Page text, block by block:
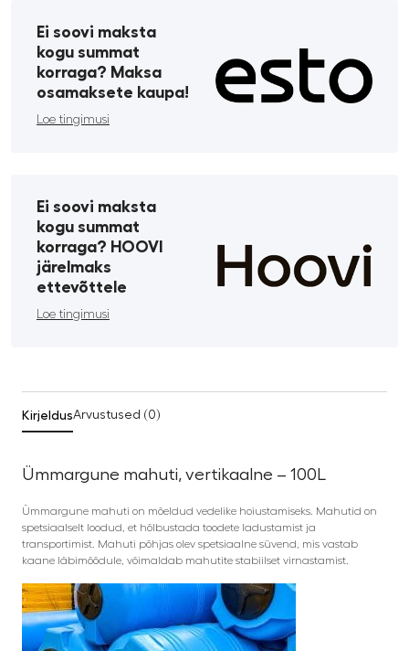
Ei soovi maksta
kogu summat
korraga? Maksa
osamaksete kaupa!
Loe tingimusi
Ei soovi maksta
kogu summat
korraga? HOOVI
järelmaks
ettevõttele
Loe tingimusi
KirjeldusArvustused (0)
Ümmargune mahuti, vertikaalne – 100L
Ümmargune mahuti on mõeldud vedelike hoiustamiseks. Mahutid on
spetsiaalselt loodud, et hõlbustada toodete ladustamist ja
transportimist. Mahuti põhjas olev spetsiaalne süvend, mis vastab
kaane läbimõõdule, võimaldab mahutite stabiilset virnastamist.